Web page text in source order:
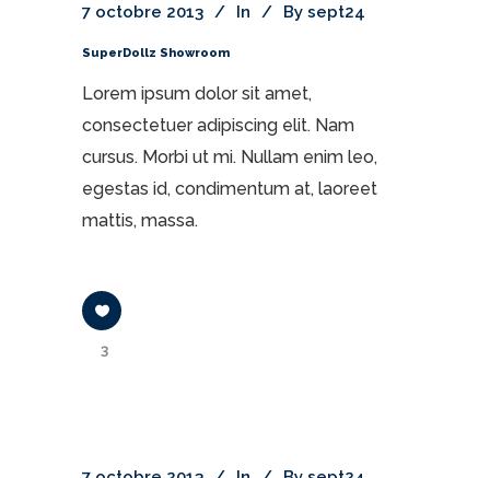
7 octobre 2013 In By sept24
SuperDollz Showroom
Lorem ipsum dolor sit amet,
consectetuer adipiscing elit. Nam
cursus. Morbi ut mi. Nullam enim leo,
egestas id, condimentum at, laoreet
mattis, massa.
3